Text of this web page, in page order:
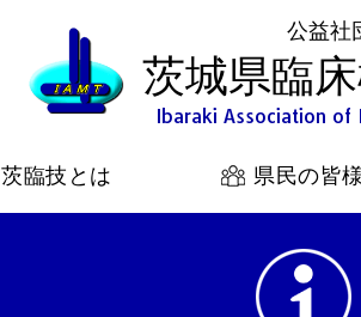
公益社
茨城県臨
Ibaraki Association of
茨臨技とは 県民の皆